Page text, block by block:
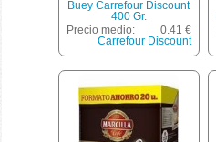
Buey Carrefour Discount
400 Gr.
Precio medio:
0.41 €
Carrefour Discount